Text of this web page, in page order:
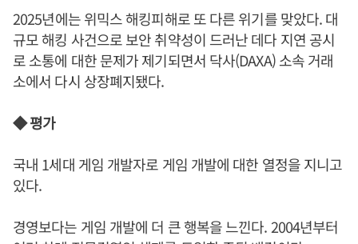
2025년에는 위믹스 해킹피해로 또 다른 위기를 맞았다. 대
규모 해킹 사건으로 보안 취약성이 드러난 데다 지연 공시
로 소통에 대한 문제가 제기되면서 닥사(DAXA) 소속 거래
소에서 다시 상장폐지됐다.
◆ 평가
국내 1세대 게임 개발자로 게임 개발에 대한 열정을 지니고
있다.
경영보다는 게임 개발에 더 큰 행복을 느낀다. 2004년부터